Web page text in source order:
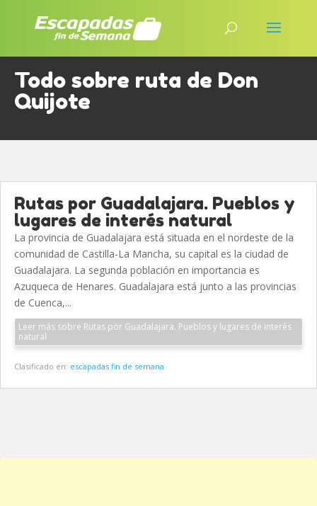
Todo sobre ruta de Don
Quijote
Rutas por Guadalajara. Pueblos y
lugares de interés natural
La provincia de Guadalajara está situada en el nordeste de la
comunidad de Castilla-La Mancha, su capital es la ciudad de
Guadalajara. La segunda población en importancia es
Azuqueca de Henares. Guadalajara está junto a las provincias
de Cuenca,...
Leer más sobre Rutas por Guadalajara. Pueblos y lugares de interés
natural
Clasificado en: escapadas fin de semana